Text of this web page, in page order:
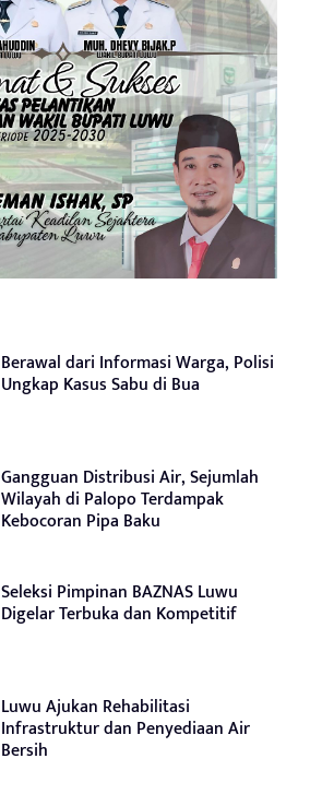
Berawal dari Informasi Warga, Polisi
Ungkap Kasus Sabu di Bua
Gangguan Distribusi Air, Sejumlah
Wilayah di Palopo Terdampak
Kebocoran Pipa Baku
Seleksi Pimpinan BAZNAS Luwu
Digelar Terbuka dan Kompetitif
Luwu Ajukan Rehabilitasi
Infrastruktur dan Penyediaan Air
Bersih